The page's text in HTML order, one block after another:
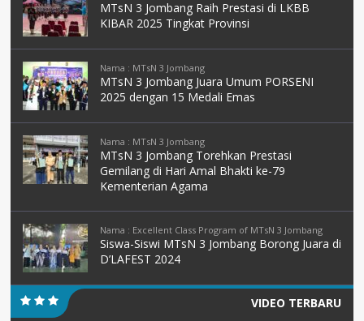
MTsN 3 Jombang Raih Prestasi di LKBB
KIBAR 2025 Tingkat Provinsi
Nama : MTsN 3 Jombang
MTsN 3 Jombang Juara Umum PORSENI
2025 dengan 15 Medali Emas
Nama : MTsN 3 Jombang
MTsN 3 Jombang Torehkan Prestasi
Gemilang di Hari Amal Bhakti ke-79
Kementerian Agama
Nama : Excellent Class Program of MTsN 3 Jombang
Siswa-Siswi MTsN 3 Jombang Borong Juara di
D’LAFEST 2024
VIDEO TERBARU